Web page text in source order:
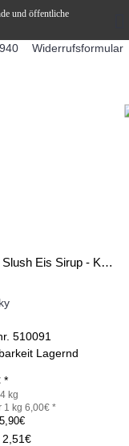
und öffentliche
Widerrufsformular
Sneky Slush Eis Sirup - Kirsche
510091
Lagernd
*
kg
1 kg 6,00€ *
2,51€